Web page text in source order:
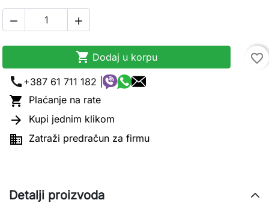
 
 Dodaj u korpu
favorite_border
call +387 61 711 182 |
 Plaćanje na rate
 Kupi jednim klikom
 Zatraži predračun za firmu
Detalji proizvoda